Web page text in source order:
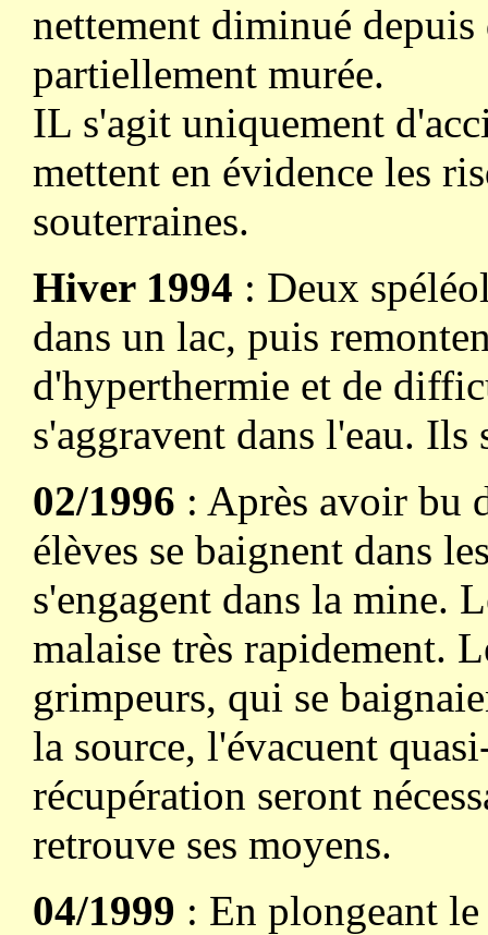
nettement diminué
partiellement murée.
IL s'agit uniquement
mettent en évidence les
souterraines.
Hiver 1994 : Deux
dans un lac, puis
d'hyperthermie et de
s'aggravent dans l'eau. Ils
02/1996 : Après avoir bu
élèves se baignent dans
s'engagent dans la mine.
malaise très rapidement.
grimpeurs, qui se
la source, l'évacuent
récupération seront
retrouve ses moyens.
04/1999 : En plongeant